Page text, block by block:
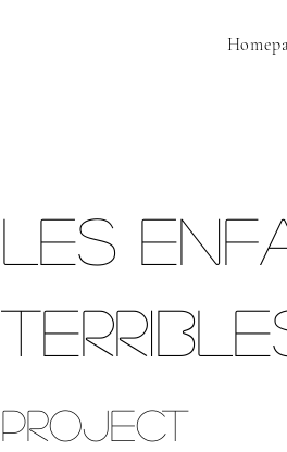
Les
Project